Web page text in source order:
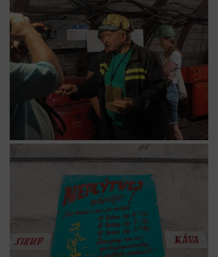
Narozeninové oslavy
Letní tábory
Tematické dárkové poukazy
Pro školy
DOVýuky
Kroužky pro děti
Výjezdní akce